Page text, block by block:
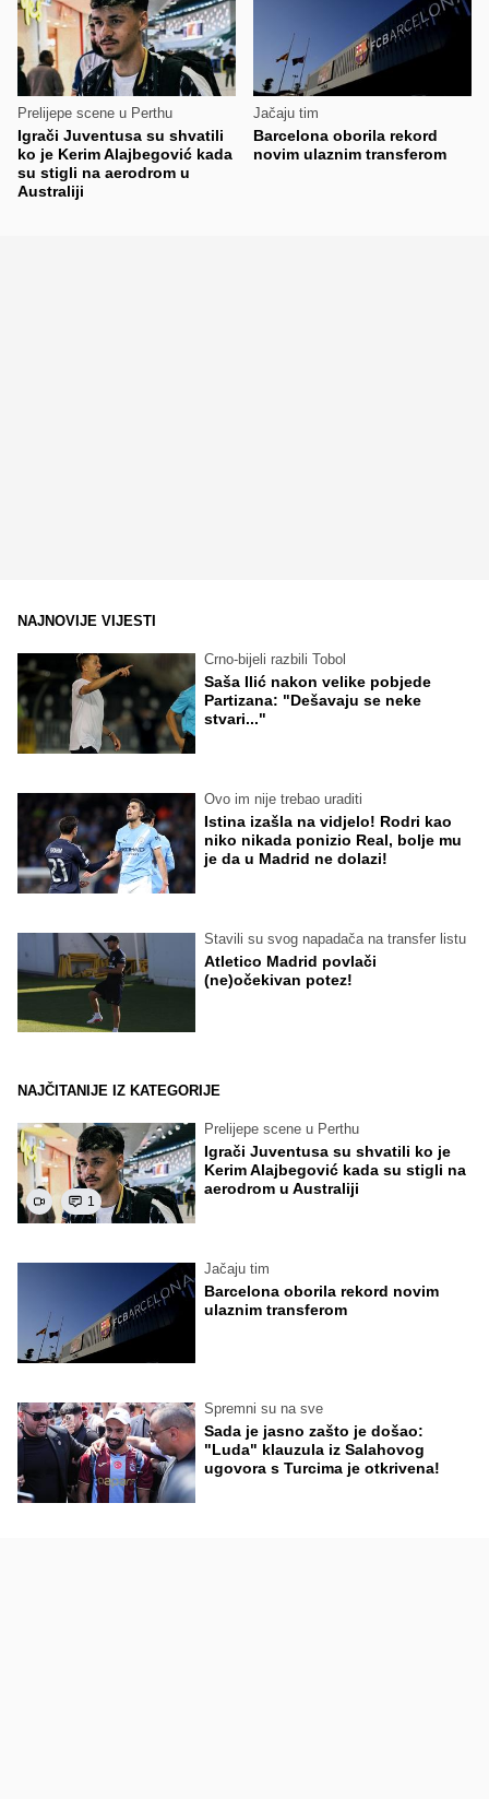
Prelijepe scene u Perthu
Igrači Juventusa su shvatili
ko je Kerim Alajbegović kada
su stigli na aerodrom u
Australiji
Jačaju tim
Barcelona oborila rekord
novim ulaznim transferom
NAJNOVIJE VIJESTI
Crno-bijeli razbili Tobol
Saša Ilić nakon velike pobjede
Partizana: "Dešavaju se neke
stvari..."
Ovo im nije trebao uraditi
Istina izašla na vidjelo! Rodri kao
niko nikada ponizio Real, bolje mu
je da u Madrid ne dolazi!
Stavili su svog napadača na transfer listu
Atletico Madrid povlači
(ne)očekivan potez!
NAJČITANIJE IZ KATEGORIJE
1
Prelijepe scene u Perthu
Igrači Juventusa su shvatili ko je
Kerim Alajbegović kada su stigli na
aerodrom u Australiji
Jačaju tim
Barcelona oborila rekord novim
ulaznim transferom
Spremni su na sve
Sada je jasno zašto je došao:
"Luda" klauzula iz Salahovog
ugovora s Turcima je otkrivena!